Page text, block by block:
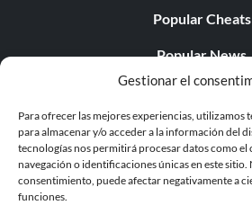
Gestionar el
Para ofrecer las mejores experiencias, utilizamos
para almacenar y/o acceder a la información del
tecnologías nos permitirá procesar datos como
navegación o identificaciones únicas en este
consentimiento, puede afectar negativamente a
funciones.
Popular Cheats
Popular News
Popular
Popular Free
LATEST